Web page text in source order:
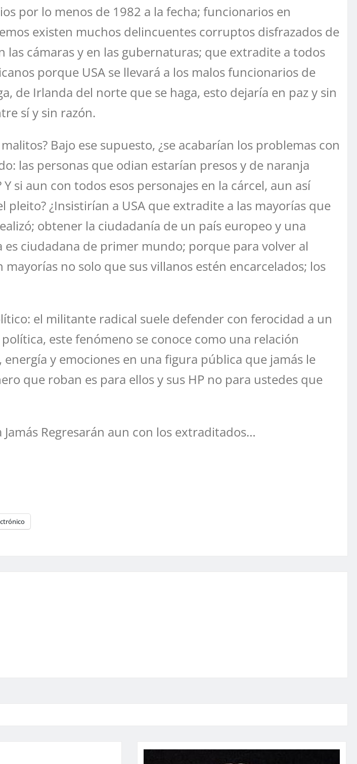
por lo menos de 1982 a la fecha; funcionarios en
existen muchos delincuentes corruptos disfrazados de
las cámaras y en las gubernaturas; que extradite a todos
porque USA se llevará a los malos funcionarios de
de Irlanda del norte que se haga, esto dejaría en paz y sin
sí y sin razón.
Bajo ese supuesto, ¿se acabarían los problemas con
las personas que odian estarían presos y de naranja
si aun con todos esos personajes en la cárcel, aun así
pleito? ¿Insistirían a USA que extradite a las mayorías que
obtener la ciudadanía de un país europeo y una
ciudadana de primer mundo; porque para volver al
no solo que sus villanos estén encarcelados; los
el militante radical suele defender con ferocidad a un
este fenómeno se conoce como una relación
y emociones en una figura pública que jamás le
que roban es para ellos y sus HP no para ustedes que
Regresarán aun con los extraditados…